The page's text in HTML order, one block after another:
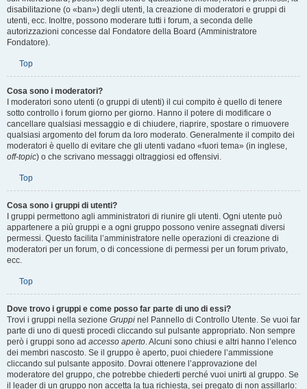
Cosa sono gli amministratori?
Gli amministratori sono gli utenti che hanno il più alto grado di controllo
sull’intera Board; possono controllare qualsiasi elemento, inclusi i permessi, la
disabilitazione (o «ban») degli utenti, la creazione di moderatori e gruppi di
utenti, ecc. Inoltre, possono moderare tutti i forum, a seconda delle
autorizzazioni concesse dal Fondatore della Board (Amministratore
Top
Cosa sono i moderatori?
I moderatori sono utenti (o gruppi di utenti) il cui compito è quello di tenere
sotto controllo i forum giorno per giorno. Hanno il potere di modificare o
cancellare qualsiasi messaggio e di chiudere, riaprire, spostare o rimuovere
moderatori è quello di evitare che gli utenti vadano «fuori tema» (in inglese,
Top
Cosa sono i gruppi di utenti?
I gruppi permettono agli amministratori di riunire gli utenti. Ogni utente può
appartenere a più gruppi e a ogni gruppo possono venire assegnati diversi
moderatori per un forum, o di concessione di permessi per un forum privato,
Top
Dove trovo i gruppi e come posso far parte di uno di essi?
Trovi i gruppi nella sezioneGruppi nel Pannello di Controllo Utente. Se vuoi far
parte di uno di questi procedi cliccando sul pulsante appropriato. Non sempre
però i gruppi sono adaccesso aperto . Alcuni sono chiusi e altri hanno l’elenco
dei membri nascosto. Se il gruppo è aperto, puoi chiedere l’ammissione